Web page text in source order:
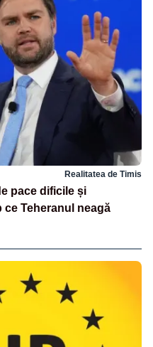
Realitatea de Timis
pace dificile și
Teheranul neagă